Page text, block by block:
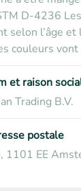
D-4236
selon l’âge et
couleurs vont
et raison
Trading B.V.
postale
1101 EE